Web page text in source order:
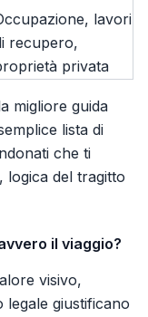
lavori
recupero,
privata
migliore guida
lista di
che ti
logica del tragitto
il viaggio?
visivo,
legale giustificano